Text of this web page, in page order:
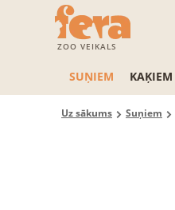
ZOO VEIKALS
SUŅIEM KAĶIEM
Uz sākums Suņiem